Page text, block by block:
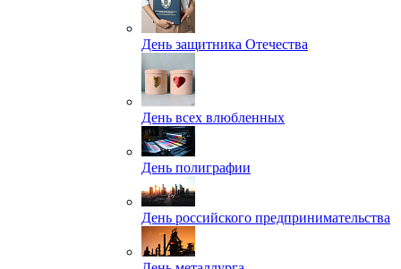
День защитника Отечества
День всех влюбленных
День полиграфии
День российского предпринимательства